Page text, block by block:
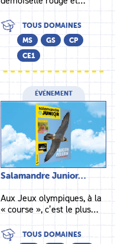
TOUS DOMAINES
MS
GS
CP
CE1
ÉVÉNEMENT
Salamandre Junior…
Aux Jeux olympiques, à la
« course », c’est le plus…
TOUS DOMAINES